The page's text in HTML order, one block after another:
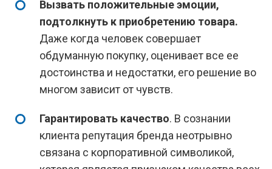
Вызвать положительные эмоции,
подтолкнуть к приобретению товара.
Даже когда человек совершает
обдуманную покупку, оценивает все ее
достоинства и недостатки, его решение во
многом зависит от чувств.
Гарантировать качество. В сознании
клиента репутация бренда неотрывно
связана с корпоративной символикой,